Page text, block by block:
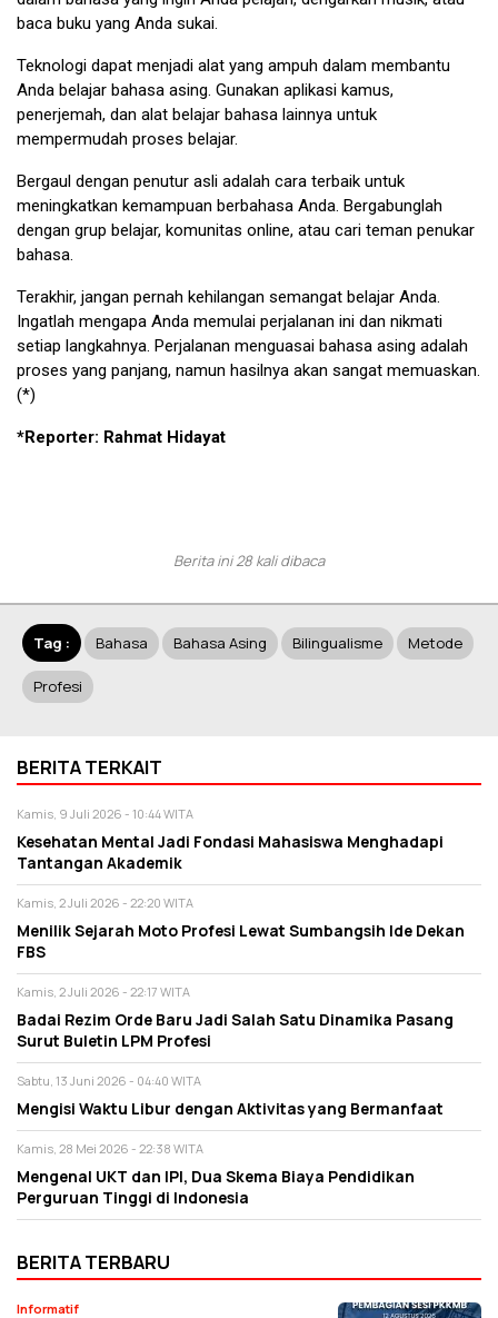
baca buku yang Anda sukai.
Teknologi dapat menjadi alat yang ampuh dalam membantu
Anda belajar bahasa asing. Gunakan aplikasi kamus,
penerjemah, dan alat belajar bahasa lainnya untuk
mempermudah proses belajar.
Bergaul dengan penutur asli adalah cara terbaik untuk
meningkatkan kemampuan berbahasa Anda. Bergabunglah
dengan grup belajar, komunitas online, atau cari teman penukar
bahasa.
Terakhir, jangan pernah kehilangan semangat belajar Anda.
Ingatlah mengapa Anda memulai perjalanan ini dan nikmati
setiap langkahnya. Perjalanan menguasai bahasa asing adalah
proses yang panjang, namun hasilnya akan sangat memuaskan.
(*)
*Reporter: Rahmat Hidayat
Berita ini 28 kali dibaca
Tag : Bahasa Bahasa Asing Bilingualisme Metode
Profesi
BERITA TERKAIT
Kamis, 9 Juli 2026 - 10:44 WITA
Kesehatan Mental Jadi Fondasi Mahasiswa Menghadapi
Tantangan Akademik
Kamis, 2 Juli 2026 - 22:20 WITA
Menilik Sejarah Moto Profesi Lewat Sumbangsih Ide Dekan
FBS
Kamis, 2 Juli 2026 - 22:17 WITA
Badai Rezim Orde Baru Jadi Salah Satu Dinamika Pasang
Surut Buletin LPM Profesi
Sabtu, 13 Juni 2026 - 04:40 WITA
Mengisi Waktu Libur dengan Aktivitas yang Bermanfaat
Kamis, 28 Mei 2026 - 22:38 WITA
Mengenal UKT dan IPI, Dua Skema Biaya Pendidikan
Perguruan Tinggi di Indonesia
BERITA TERBARU
Informatif